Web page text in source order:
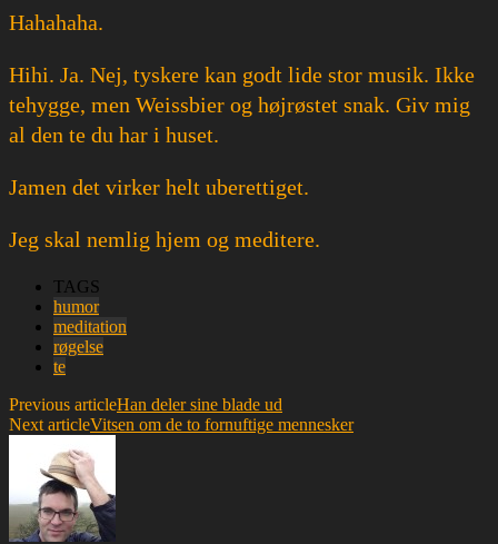
Hahahaha.
Hihi. Ja. Nej, tyskere kan godt lide stor musik. Ikke
tehygge, men Weissbier og højrøstet snak. Giv mig
al den te du har i huset.
Jamen det virker helt uberettiget.
Jeg skal nemlig hjem og meditere.
TAGS
humor
meditation
røgelse
te
Previous articleHan deler sine blade ud
Next articleVitsen om de to fornuftige mennesker